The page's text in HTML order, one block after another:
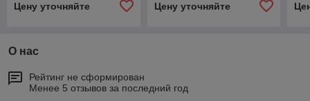
УОМЗТ 2000
Цену уточняйте
Цену уточняйте
О нас
Рейтинг не сформирован
Менее 5 отзывов за последний год